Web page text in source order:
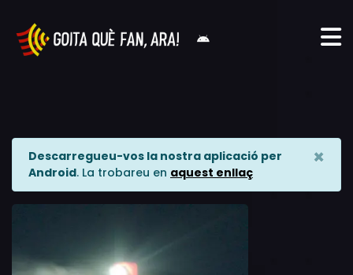
Descarregueu-vos la nostra aplicació per
Android. La trobareu en aquest enllaç
×